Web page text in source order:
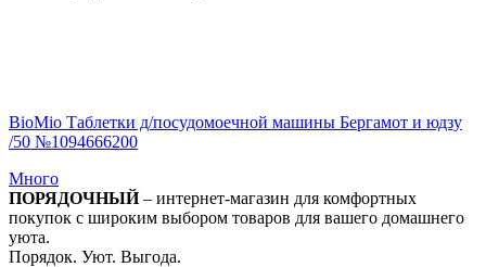
BioMio Таблетки д/посудомоечной машины Бергамот и юдзу
/50 №1094666200
Много
ПОРЯДОЧНЫЙ– интернет-магазин для комфортных
покупок с широким выбором товаров для вашего домашнего
уюта.
Порядок. Уют. Выгода.